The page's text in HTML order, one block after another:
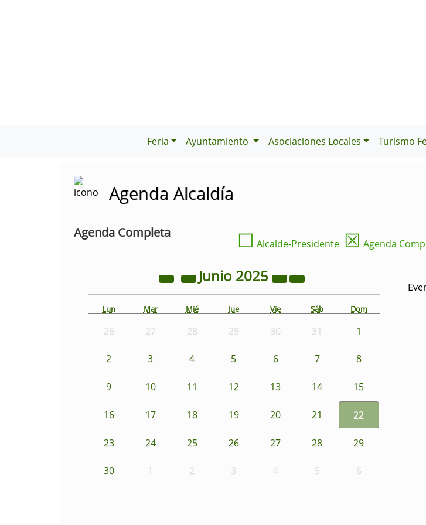
Feria Ayuntamiento Asociaciones Locales Turismo
Agenda Alcaldía
Agenda Completa ☐ Alcalde-Presidente ☒ Agenda
Junio 2025
Lun Mar Mié Jue Vie Sáb Dom
26 27 28 29 30 31 1
2 3 4 5 6 7 8
9 10 11 12 13 14 15
16 17 18 19 20 21 22
23 24 25 26 27 28 29
30 1 2 3 4 5 6